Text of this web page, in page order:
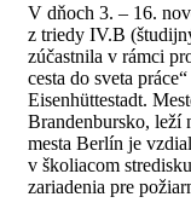
V dňoch 3. – 16.
z triedy IV.B
zúčastnila v rámci
cesta do sveta
Eisenhüttestadt.
Brandenbursko, leží
mesta Berlín je
v školiacom
zariadenia pre